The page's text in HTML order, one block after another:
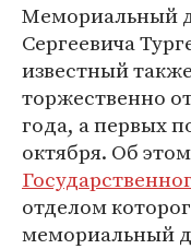
Мемориальный
Сергеевича
известный
торжественно
года, а первых
октября. Об
отделом
мемориальный